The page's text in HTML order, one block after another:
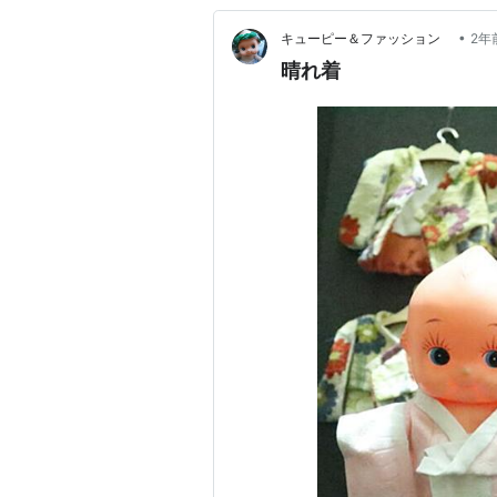
キューピー＆ファッション • 2年
晴れ着